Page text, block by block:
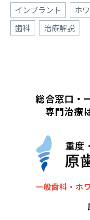
インプラント ホ
歯科
治療解説
総合窓口・
専門治療
一般歯科・ホ